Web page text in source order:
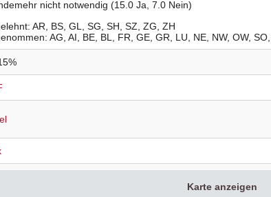
nicht notwendig (15.0 Ja, 7.0 Nein)
AR BS GL SG SH SZ ZG ZH
AG AI BE BL FR GE GR LU NE NW OW SO
Karte anzeigen